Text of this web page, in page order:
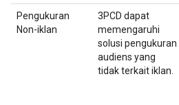
Pengukuran
Non-iklan
3PCD dapat
memengaruhi
solusi pengukuran
audiens yang
tidak terkait iklan.